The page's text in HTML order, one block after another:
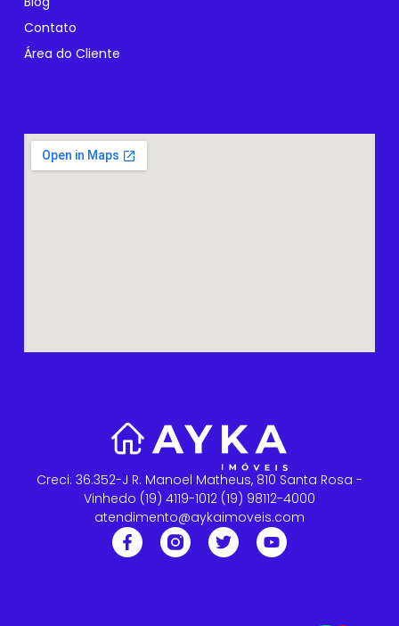
Creci: 36.352-J R. Manoel Matheus, 810 Santa Rosa -
Vinhedo (19) 4119-1012 (19) 98112-4000
atendimento@aykaimoveis.com
Contato
Área do Cliente